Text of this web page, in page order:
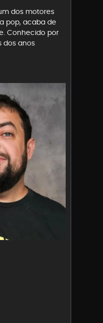
dos motores
pop, acaba de
Conhecido por
dos anos